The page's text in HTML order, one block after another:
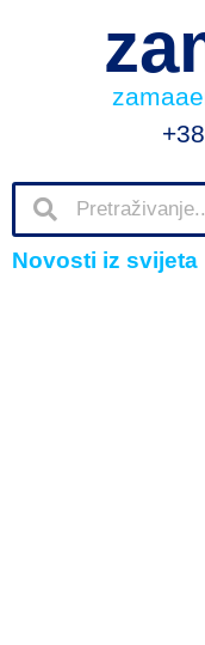
Novosti iz svijeta